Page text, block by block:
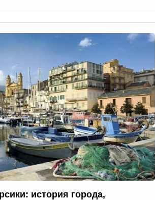
история города,